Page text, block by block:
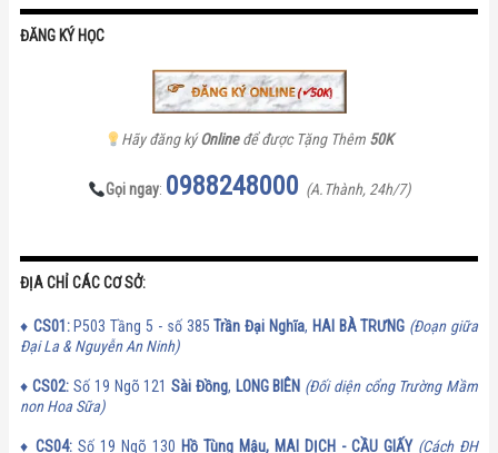
ĐĂNG KÝ HỌC
Hãy đăng kýOnlineđể được Tặng Thêm 50K
Gọi ngay: 0988248000 (A.Thành, 24h/7)
ĐỊA CHỈ CÁC CƠ SỞ:
♦ CS01:P503 Tầng 5 - số 385Trần Đại Nghĩa, HAI BÀ TRƯNG (Đoạn giữa
Đại La & Nguyễn An Ninh)
♦CS02: Số 19 Ngõ 121 Sài Đồng, LONG BIÊN (Đối diện cổng Trường Mầm
non Hoa Sữa)
♦ CS04: Số 19 Ngõ 130 Hồ Tùng Mậu, MAI DỊCH - CẦU GIẤY (Cách ĐH